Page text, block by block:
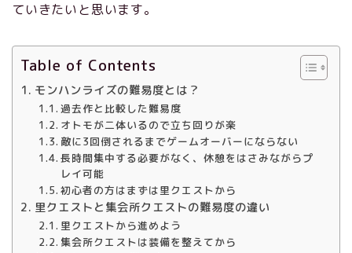
ていきたいと思います。
Table of Contents
モンハンライズの難易度とは？
過去作と比較した難易度
オトモが二体いるので立ち回りが楽
敵に3回倒されるまでゲームオーバーにならない
長時間集中する必要がなく、休憩をはさみながらプ
レイ可能
初心者の方はまずは里クエストから
里クエストと集会所クエストの難易度の違い
里クエストから進めよう
集会所クエストは装備を整えてから